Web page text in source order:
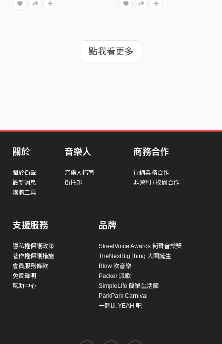
點我看更多
關於
關於街聲
最新消息
媒體工具
音樂人
音樂人指南
街托邦
商務合作
行銷業務合作
非營利 / 校園合作
支援服務
隱私權保護政策
著作權保護措施
會員服務條款
免責聲明
幫助中心
品牌
StreetVoice Awards 街聲音樂獎
TheNextBigThing 大團誕生
Blow 吹音樂
Packer 派歌
SimpleLife 簡單生活節
ParkPark Carnival
一起比 YEAH 吧